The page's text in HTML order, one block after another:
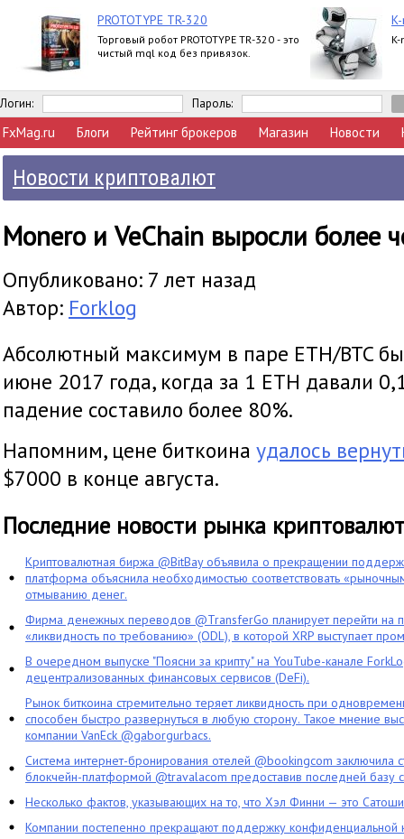
PROTOTYPE TR-320
Торговый робот PROTOTYPE TR-320 - это
чистый mql код без привязок.
Логин: Пароль:
FxMag.ru Блоги Рейтинг брокеров Магазин Новости
Новости криптовалют
Monero и VeChain выросли более
Опубликовано: 7 лет назад
Автор: Forklog
Абсолютный максимум в паре ETH/BTC
июне 2017 года, когда за 1 ETH давали
падение составило более 80%.
Напомним, цене биткоина удалось
$7000 в конце августа.
Последние новости рынка криптовалют
Криптовалютная биржа @BitBay объявила о прекращении
платформа объяснила необходимостью соответствовать
отмыванию денег.
Фирма денежных переводов @TransferGo планирует перейти на
«ликвидность по требованию» (ODL), в которой XRP выступает
В очередном выпуске "Поясни за крипту" на YouTube-канале
децентрализованных финансовых сервисов (DeFi).
Рынок биткоина стремительно теряет ликвидность при
способен быстро развернуться в любую сторону. Такое мнение
компании VanEck @gaborgurbacs.
Система интернет-бронирования отелей @bookingcom заключила
блокчейн-платформой @travalacom предоставив последней базу
Несколько фактов, указывающих на то, что Хэл Финни — это
Компании постепенно прекращают поддержку конфиденциальной